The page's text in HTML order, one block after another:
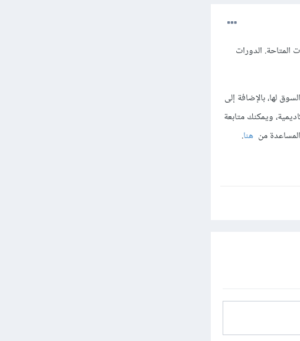
المتاحة. الدورات
لها، بالإضافة إلى
ويمكنك متابعة
من هنا.